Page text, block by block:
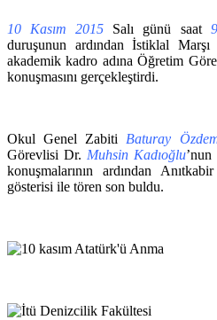
10 Kasım 2015 Salı günü saat
duruşunun ardından İstiklal
akademik kadro adına Öğretim
konuşmasını gerçekleştirdi.
Okul Genel Zabiti Baturay
Görevlisi Dr. Muhsin Kadıoğlu
konuşmalarının ardından
gösterisi ile tören son buldu.